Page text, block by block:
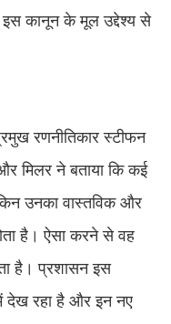
इस कानून के मूल उद्देश्य से
रणनीतिकार स्टीफन
मिलर ने बताया कि कई
उनका वास्तविक और
है। ऐसा करने से वह
है। प्रशासन इस
देख रहा है और इन नए